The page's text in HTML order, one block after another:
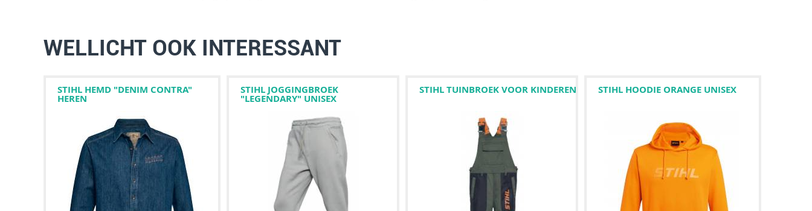
WELLICHT OOK INTERESSANT
STIHL HEMD "DENIM CONTRA"
HEREN
STIHL JOGGINGBROEK
"LEGENDARY" UNISEX
STIHL TUINBROEK VOOR KINDEREN STIHL HOODIE ORANGE UNISEX